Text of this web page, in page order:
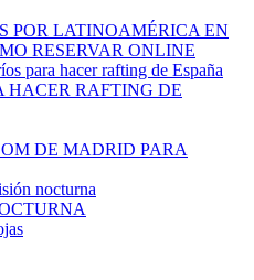
POR LATINOAMÉRICA EN
RESERVAR ONLINE
HACER RAFTING DE
DE MADRID PARA